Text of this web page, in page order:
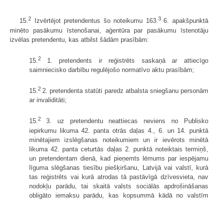
15.2 Izvērtējot pretendentus šo noteikumu 163.36. apakšpunktā
minēto pasākumu īstenošanai, aģentūra par pasākumu īstenotāju
izvēlas pretendentu, kas atbilst šādām prasībām:
15.2
1. pretendents ir reģistrēts saskaņā ar attiecīgo
saimniecisko darbību regulējošo normatīvo aktu prasībām;
15.2 2. pretendenta statūti paredz atbalsta sniegšanu personām
ar invaliditāti;
15.2 3. uz pretendentu neattiecas neviens no Publisko
iepirkumu likuma 42. panta otrās daļas 4., 6. un 14. punktā
minētajiem izslēgšanas noteikumiem un ir ievērots minētā
likuma 42. panta ceturtās daļas 2. punktā noteiktais termiņš,
un pretendentam dienā, kad pieņemts lēmums par iespējamu
līguma slēgšanas tiesību piešķiršanu, Latvijā vai valstī, kurā
tas reģistrēts vai kurā atrodas tā pastāvīgā dzīvesvieta, nav
nodokļu parādu, tai skaitā valsts sociālās apdrošināšanas
obligāto iemaksu parādu, kas kopsummā kādā no valstīm